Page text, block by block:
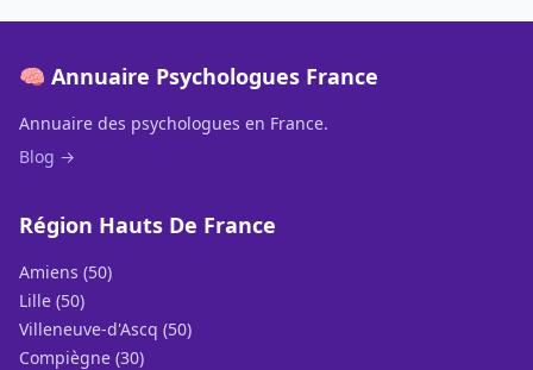
🧠 Annuaire Psychologues France
Annuaire des psychologues en France.
Blog →
Région Hauts De France
Amiens (50)
Lille (50)
Villeneuve-d'Ascq (50)
Compiègne (30)